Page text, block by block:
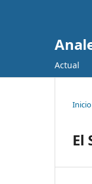
Actual
Inicio
El